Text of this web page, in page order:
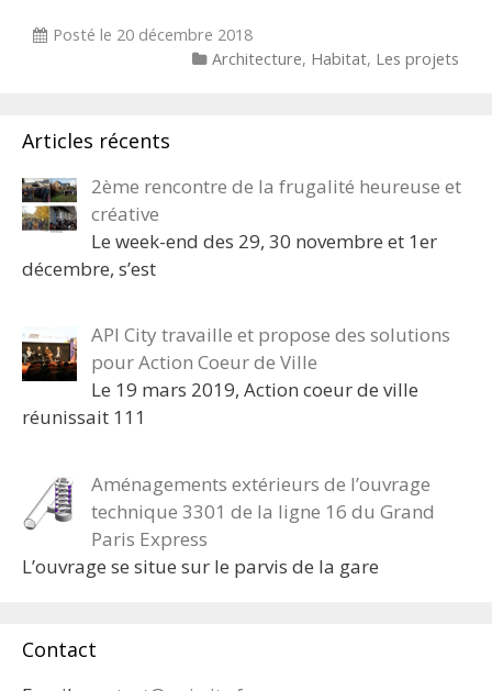
Posté le 20 décembre 2018
Categories
Architecture, Habitat, Les projets
Articles récents
2ème rencontre de la frugalité heureuse et
créative
Le week-end des 29, 30 novembre et 1er
décembre, s’est
API City travaille et propose des solutions
pour Action Coeur de Ville
Le 19 mars 2019, Action coeur de ville
réunissait 111
Aménagements extérieurs de l’ouvrage
technique 3301 de la ligne 16 du Grand
Paris Express
L’ouvrage se situe sur le parvis de la gare
Contact